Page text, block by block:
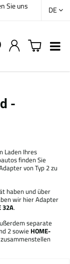
Sie uns
DE
-
Laden Ihres
finden Sie
von Typ 2 zu
haben und über
wir hier Adapter
32A.
separate
2 sowie HOME-